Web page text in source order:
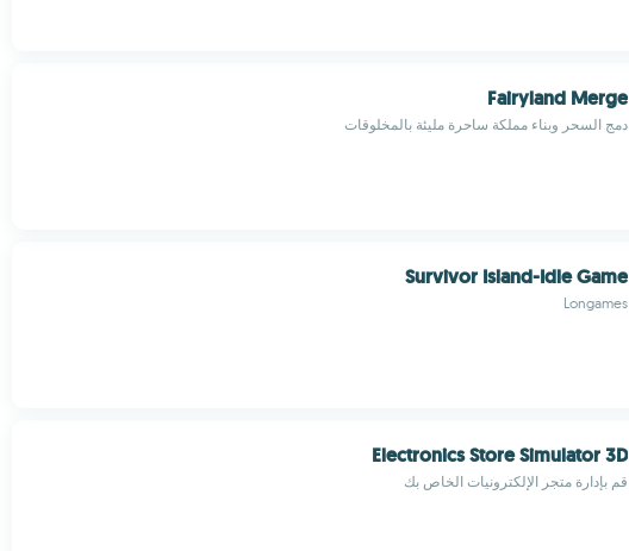
Fairyland Merge
دمج السحر وبناء مملكة ساحرة مليئة بالمخلوقات
Survivor Island-Idle Game
Longames
Electronics Store Simulator 3D
قم بإدارة متجر الإلكترونيات الخاص بك